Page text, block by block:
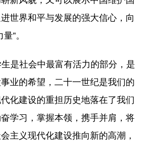
世界和平与发展的强大信心，向
”。
是社会中最富有活力的部分，是
业的希望，二十一世纪是我们的
化建设的重担历史地落在了我们
学习，掌握本领，携手并肩，将
主义现代化建设推向新的高潮，